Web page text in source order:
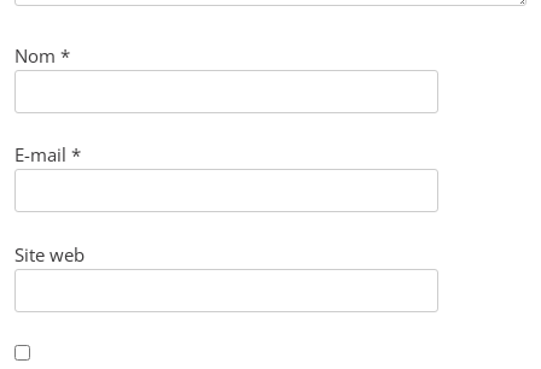
Nom *
E-mail *
Site web